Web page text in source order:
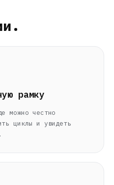
рамку
можно честно
циклы и увидеть